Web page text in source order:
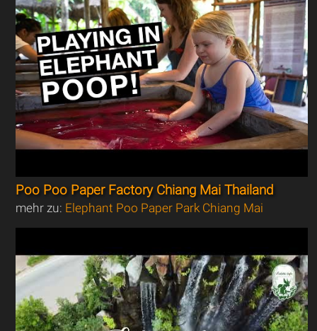
Poo Poo Paper Factory Chiang Mai Thailand
mehr zu: Elephant Poo Paper Park Chiang Mai